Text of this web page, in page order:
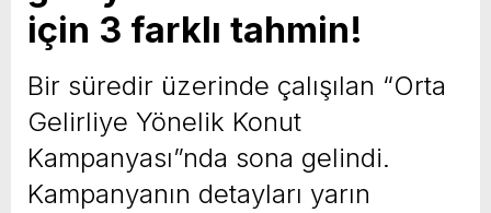
yeni özellikler belli oldu
için 3 farklı tahmin!
Bir süredir üzerinde çalışılan “Orta
Gelirliye Yönelik Konut
Kampanyası”nda sona gelindi.
Kampanyanın detayları yarın